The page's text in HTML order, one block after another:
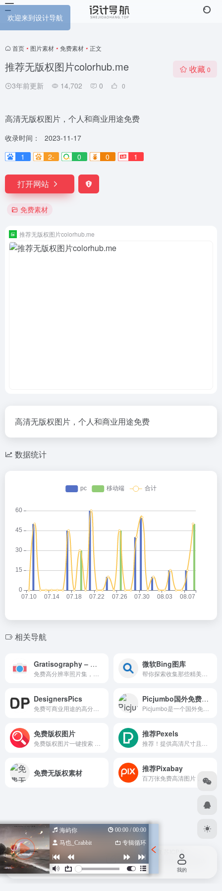
首页 • 图片素材 • 免费素材 • 正文
推荐无版权图片colorhub.me
3年前更新 14,702 0 0
收藏 0
高清无版权图片，个人和商业用途免费
收录时间：
2023-11-17
1
2- 0 0 1
打开网站
免费素材
推荐无版权图片colorhub.me
高清无版权图片，个人和商业用途免费
数据统计
相关导航
Gratisography – 免费高分辨率图库 微软Bing图库
DesignersPics Picjumbo国外免费图库
免费版权图片 推荐Pexels
免费无版权素材 推荐Pixabay
百万张免费高清图片，高质量可商用
Copyright © 2026 设计导航汇总-优质设计资源一站式获取
2022047798号
苏公网安备 32080102000318号 OneNav强力驱动
海屿你
00:00 / 00:00
马也_Crabbit
专辑循环
欢迎来到设计导航
首页 投稿 我的